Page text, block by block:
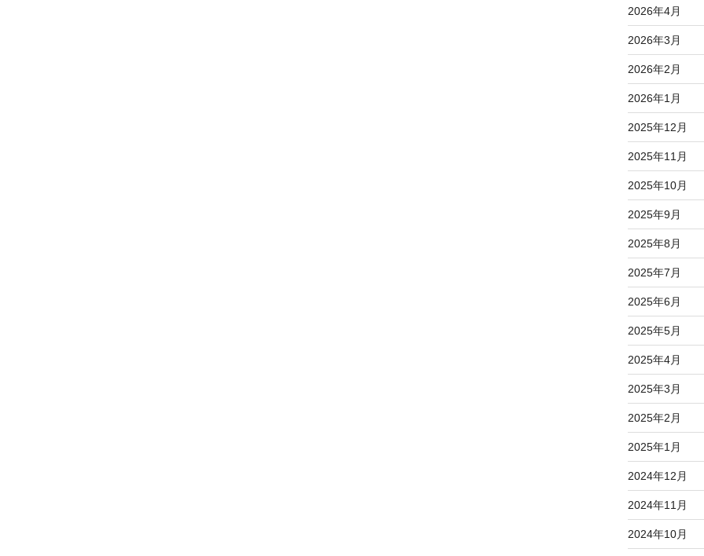
2026年4月
2026年3月
2026年2月
2026年1月
2025年12月
2025年11月
2025年10月
2025年9月
2025年8月
2025年7月
2025年6月
2025年5月
2025年4月
2025年3月
2025年2月
2025年1月
2024年12月
2024年11月
2024年10月